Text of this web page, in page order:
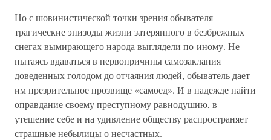
Но с шовинистической точки зрения обывателя
трагические эпизоды жизни затерянного в безбрежных
снегах вымирающего народа выглядели по-иному. Не
пытаясь вдаваться в первопричины самозаклания
доведенных голодом до отчаяния людей, обыватель дает
им презрительное прозвище «самоед». И в надежде найти
оправдание своему преступному равнодушию, в
утешение себе и на удивление обществу распространяет
страшные небылицы о несчастных.